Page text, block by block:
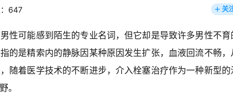
647 关
性可能感到陌生的专业名词，但它却是导致许多男性不育
的是精索内的静脉因某种原因发生扩张，血液回流不畅，
随着医学技术的不断进步，介入栓塞治疗作为一种新型的
。